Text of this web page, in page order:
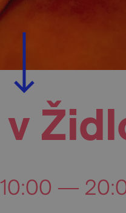
10:00 —